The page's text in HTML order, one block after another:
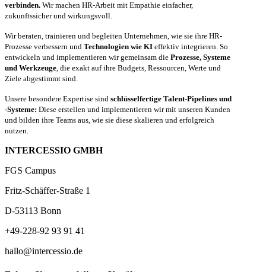
verbinden. Wir machen HR-Arbeit mit Empathie einfacher,
zukunftssicher und wirkungsvoll.
Wir beraten, trainieren und begleiten Unternehmen, wie sie ihre HR-
Prozesse verbessern und Technologien wie KI effektiv integrieren. So
entwickeln und implementieren wir gemeinsam die Prozesse, Systeme
und Werkzeuge, die exakt auf ihre Budgets, Ressourcen, Werte und
Ziele abgestimmt sind.
Unsere besondere Expertise sind schlüsselfertige Talent-Pipelines und
-Systeme: Diese erstellen und implementieren wir mit unseren Kunden
und bilden ihre Teams aus, wie sie diese skalieren und erfolgreich
nutzen.
INTERCESSIO GMBH
FGS Campus
Fritz-Schäffer-Straße 1
D-53113 Bonn
+49-228-92 93 91 41
hallo@intercessio.de